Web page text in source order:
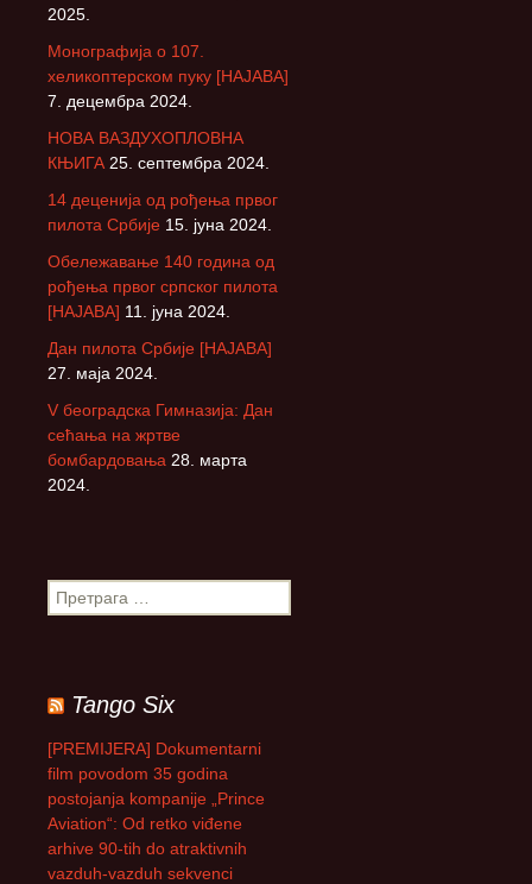
2025.
Монографија о 107.
хеликоптерском пуку [НАЈАВА]
7. децембра 2024.
НОВА ВАЗДУХОПЛОВНА
КЊИГА 25. септембра 2024.
14 деценија од рођења првог
пилота Србије 15. јуна 2024.
Обележавање 140 година од
рођења првог српског пилота
[НАЈАВА] 11. јуна 2024.
Дан пилота Србије [НАЈАВА]
27. маја 2024.
V београдска Гимназија: Дан
сећања на жртве
бомбардовања 28. марта
2024.
П
р
а
г
а
а
Tango Six
[PREMIJERA] Dokumentarni
film povodom 35 godina
postojanja kompanije „Prince
Aviation“: Od retko viđene
arhive 90-tih do atraktivnih
vazduh-vazduh sekvenci